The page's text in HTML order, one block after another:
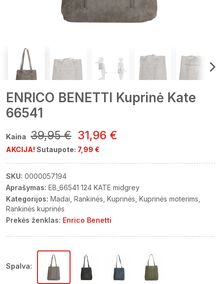
ENRICO BENETTI Kuprinė Kate
66541
Kaina 39,95 € 31,96 €
AKCIJA! Sutaupote: 7,99 €
SKU: 0000057194
Aprašymas: EB_66541 124 KATE midgrey
Kategorijos: Madai Rankinės Kuprinės Kuprinės moterims
Rankinės kuprinės
Prekės ženklas: Enrico Benetti
Spalva: